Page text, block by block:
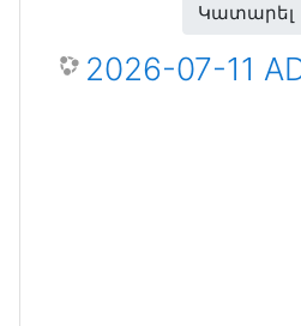
Կատարել
2026-07-11